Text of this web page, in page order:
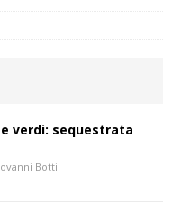
verdi: sequestrata
Botti